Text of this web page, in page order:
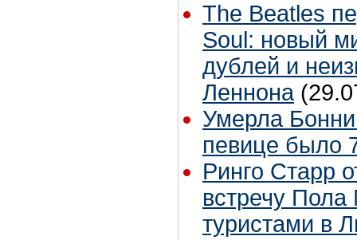
The Beatles
Soul: новый
дублей и
Леннона
Умерла
певице было
Ринго Старр
встречу Пола
туристами в